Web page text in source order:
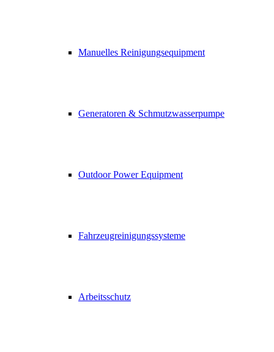
Manuelles Reinigungsequipment
Generatoren & Schmutzwasserpumpe
Outdoor Power Equipment
Fahrzeugreinigungssysteme
Arbeitsschutz